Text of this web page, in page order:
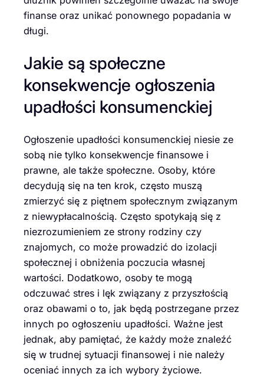
finanse oraz unikać ponownego popadania w
długi.
Jakie są społeczne
konsekwencje ogłoszenia
upadłości konsumenckiej
Ogłoszenie upadłości konsumenckiej niesie ze
sobą nie tylko konsekwencje finansowe i
prawne, ale także społeczne. Osoby, które
decydują się na ten krok, często muszą
zmierzyć się z piętnem społecznym związanym
z niewypłacalnością. Często spotykają się z
niezrozumieniem ze strony rodziny czy
znajomych, co może prowadzić do izolacji
społecznej i obniżenia poczucia własnej
wartości. Dodatkowo, osoby te mogą
odczuwać stres i lęk związany z przyszłością
oraz obawami o to, jak będą postrzegane przez
innych po ogłoszeniu upadłości. Ważne jest
jednak, aby pamiętać, że każdy może znaleźć
się w trudnej sytuacji finansowej i nie należy
oceniać innych za ich wybory życiowe.